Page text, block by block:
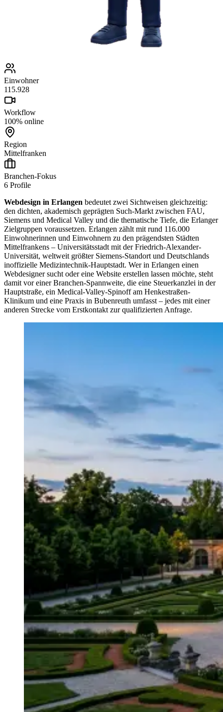
Einwohner
115.928
Workflow
100% online
Region
Mittelfranken
Branchen-Fokus
6 Profile
Webdesign in Erlangen bedeutet zwei Sichtweisen gleichzeitig:
den dichten, akademisch geprägten Such-Markt zwischen FAU,
Siemens und Medical Valley und die thematische Tiefe, die Erlanger
Zielgruppen voraussetzen. Erlangen zählt mit rund 116.000
Einwohnerinnen und Einwohnern zu den prägendsten Städten
Mittelfrankens – Universitätsstadt mit der Friedrich-Alexander-
Universität, weltweit größter Siemens-Standort und Deutschlands
inoffizielle Medizintechnik-Hauptstadt. Wer in Erlangen einen
Webdesigner sucht oder eine Website erstellen lassen möchte, steht
damit vor einer Branchen-Spannweite, die eine Steuerkanzlei in der
Hauptstraße, ein Medical-Valley-Spinoff am Henkestraßen-
Klinikum und eine Praxis in Bubenreuth umfasst – jedes mit einer
anderen Strecke vom Erstkontakt zur qualifizierten Anfrage.